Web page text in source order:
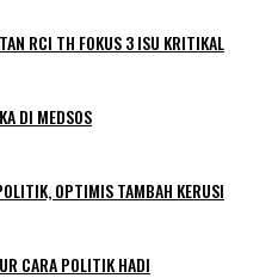
RCI TH FOKUS 3 ISU KRITIKAL
DI MEDSOS
OPTIMIS TAMBAH KERUSI
CARA POLITIK HADI